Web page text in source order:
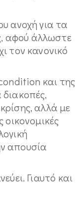
ανοχή για τα
αφού άλλωστε
τον κανονικό
και της
αλλά με
οικονομικές
απουσία
Γιαυτό και